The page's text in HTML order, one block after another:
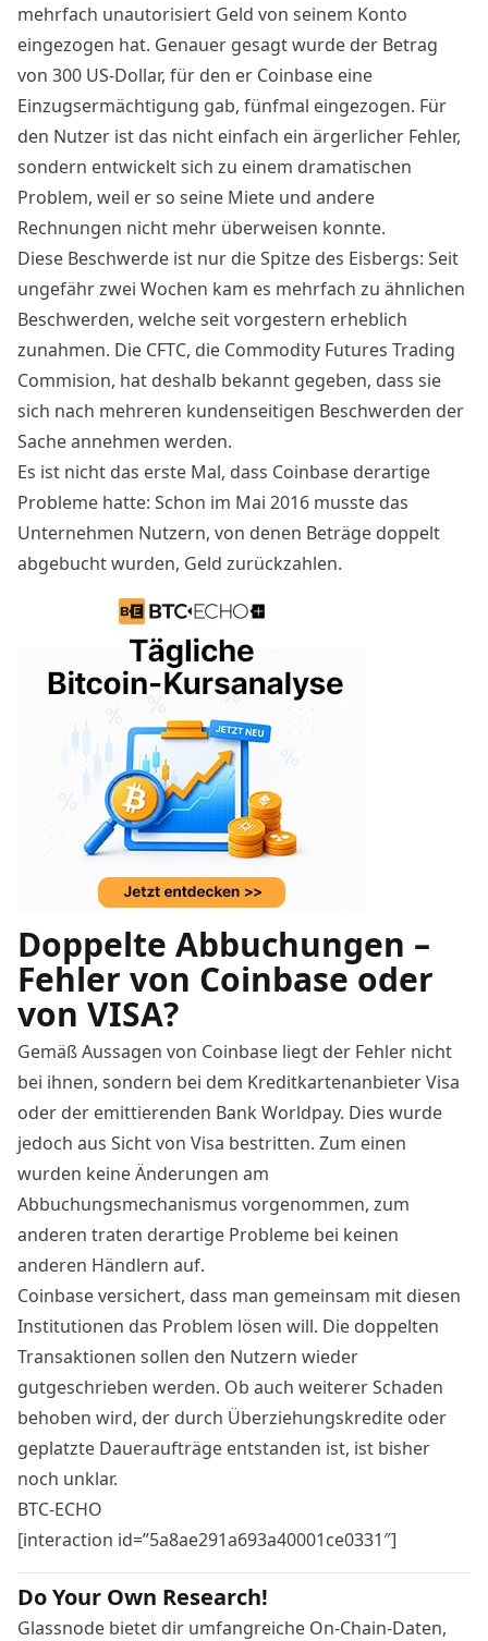
mehrfach unautorisiert Geld von seinem Konto
eingezogen hat. Genauer gesagt wurde der Betrag
von 300 US-Dollar, für den er Coinbase eine
Einzugsermächtigung gab, fünfmal eingezogen. Für
den Nutzer ist das nicht einfach ein ärgerlicher Fehler,
sondern entwickelt sich zu einem dramatischen
Problem, weil er so seine Miete und andere
Rechnungen nicht mehr überweisen konnte.
Diese Beschwerde ist nur die Spitze des Eisbergs: Seit
ungefähr zwei Wochen kam es mehrfach zu ähnlichen
Beschwerden, welche seit vorgestern erheblich
zunahmen. Die CFTC, die Commodity Futures Trading
Commision, hat deshalb bekannt gegeben, dass sie
sich nach mehreren kundenseitigen Beschwerden der
Sache annehmen werden.
Es ist nicht das erste Mal, dass Coinbase derartige
Probleme hatte: Schon im Mai 2016 musste das
Unternehmen Nutzern, von denen Beträge doppelt
abgebucht wurden, Geld zurückzahlen.
Doppelte Abbuchungen –
Fehler von Coinbase oder
von VISA?
Gemäß Aussagen von Coinbase liegt der Fehler nicht
bei ihnen, sondern bei dem Kreditkartenanbieter Visa
oder der emittierenden Bank Worldpay. Dies wurde
jedoch aus Sicht von Visa bestritten. Zum einen
wurden keine Änderungen am
Abbuchungsmechanismus vorgenommen, zum
anderen traten derartige Probleme bei keinen
anderen Händlern auf.
Coinbase versichert, dass man gemeinsam mit diesen
Institutionen das Problem lösen will. Die doppelten
Transaktionen sollen den Nutzern wieder
gutgeschrieben werden. Ob auch weiterer Schaden
behoben wird, der durch Überziehungskredite oder
geplatzte Daueraufträge entstanden ist, ist bisher
noch unklar.
BTC-ECHO
[interaction id=”5a8ae291a693a40001ce0331″]
Do Your Own Research!
Glassnode bietet dir umfangreiche On-Chain-Daten,